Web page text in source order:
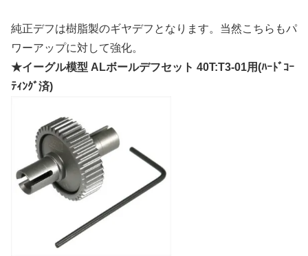
純正デフは樹脂製のギヤデフとなります。当然こちらもパ
ワーアップに対して強化。
★イーグル模型 ALボールデフセット 40T:T3-01用(ﾊｰﾄﾞｺｰ
ﾃｨﾝｸﾞ済)